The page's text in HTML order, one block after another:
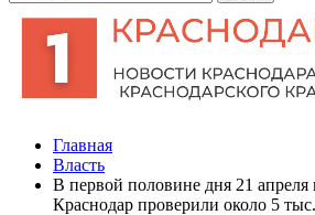
Главная
Власть
В первой половине дня 21 апреля
Краснодар проверили около 5